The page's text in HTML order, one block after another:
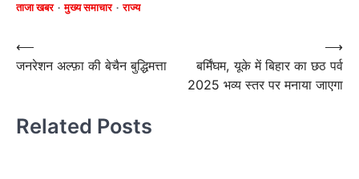
ताजा खबर मुख्य समाचार राज्य
Post
navigation
⟵
जनरेशन अल्फ़ा की बेचैन बुद्धिमत्ता
बर्मिंघम, यूके में बिहार का छठ पर्व
2025 भव्य स्तर पर मनाया जाएगा
⟶
Related Posts